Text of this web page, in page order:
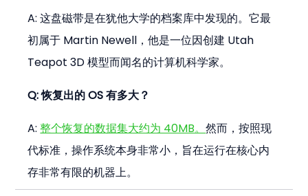
A: 这盘磁带是在犹他大学的档案库中发现的。它最
初属于 Martin Newell，他是一位因创建 Utah
Teapot 3D 模型而闻名的计算机科学家。
Q: 恢复出的 OS 有多大？
A: 整个恢复的数据集大约为 40MB。然而，按照现
代标准，操作系统本身非常小，旨在运行在核心内
存非常有限的机器上。